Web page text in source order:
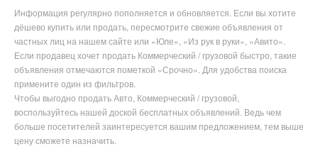
Информация регулярно пополняется и обновляется. Если вы хотите
дёшево купить или продать, пересмотрите свежие объявления от
частных лиц на нашем сайте или «Юле», «Из рук в руки», «Авито».
Если продавец хочет продать Коммерческий / грузовой быстро, такие
объявления отмечаются пометкой «Срочно». Для удобства поиска
примените один из фильтров.
Чтобы выгодно продать Авто, Коммерческий / грузовой
воспользуйтесь нашей доской бесплатных объявлений. Ведь чем
больше посетителей заинтересуется вашим предложением, тем выше
цену сможете назначить.